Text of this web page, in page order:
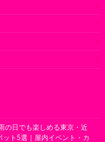
の日でも楽しめる東京・近
ット5選｜屋内イベント・カ